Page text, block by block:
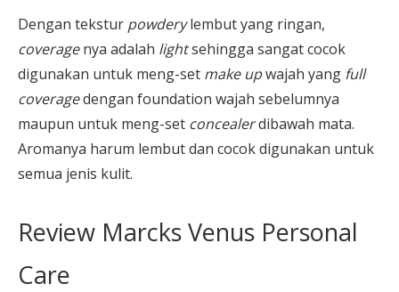
Dengan tekstur powderylembut yang ringan,
coveragenya adalah lightsehingga sangat cocok
digunakan untuk meng-set make upwajah yang full
coveragedengan foundation wajah sebelumnya
maupun untuk meng-set concealerdibawah mata.
Aromanya harum lembut dan cocok digunakan untuk
semua jenis kulit.
Review Marcks Venus Personal
Care